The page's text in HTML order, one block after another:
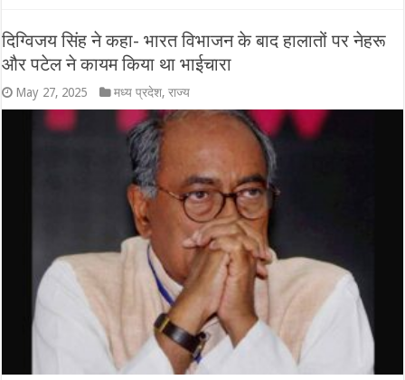
दिग्विजय सिंह ने कहा- भारत विभाजन के बाद हालातों पर नेहरू
और पटेल ने कायम किया था भाईचारा
May 27, 2025 मध्य प्रदेश,राज्य